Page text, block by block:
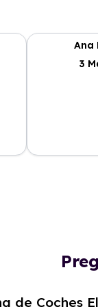
Ana
3
de Coches